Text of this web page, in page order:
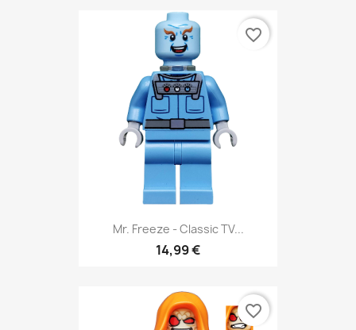
Mr. Freeze - Classic TV...
14,99 €
favorite_border
favorite_border